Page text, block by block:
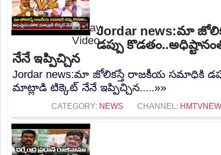
Jordar news:మా
డప్పు
నేనే ఇప్పిచ్చిన
Jordar news:మా జోలికస్తే రాజకీయ సమాధికి
మాట్లాడి టిక్కెట్ నేనే ఇప్పిచ్చిన.....»»
CATEGORY: NEWS CHANNEL: